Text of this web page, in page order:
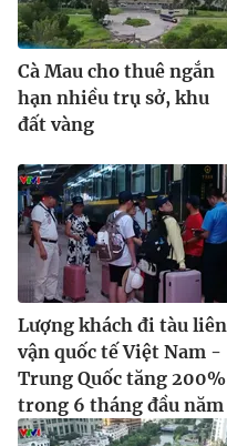
Cà Mau cho thuê ngắn
hạn nhiều trụ sở, khu
đất vàng
Lượng khách đi tàu liên
vận quốc tế Việt Nam -
Trung Quốc tăng 200%
trong 6 tháng đầu năm